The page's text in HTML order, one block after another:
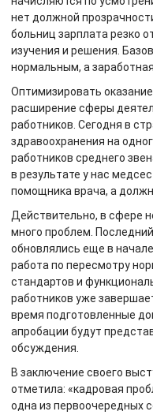
нет должной
больниц зарплата резко
изучения и решения.
нормальным, а
Оптимизировать
расширение сферы
работников. Сегодня в
здравоохранения на
работников среднего
в результате у нас
помощника врача, а
Действительно, в сфере
много проблем.
обновлялись еще в
работа по пересмотру
стандартов и
работников уже
время подготовленные
апробации будут
обсуждения.
В заключение своего
отметила: «кадровая
одна из первоочередных